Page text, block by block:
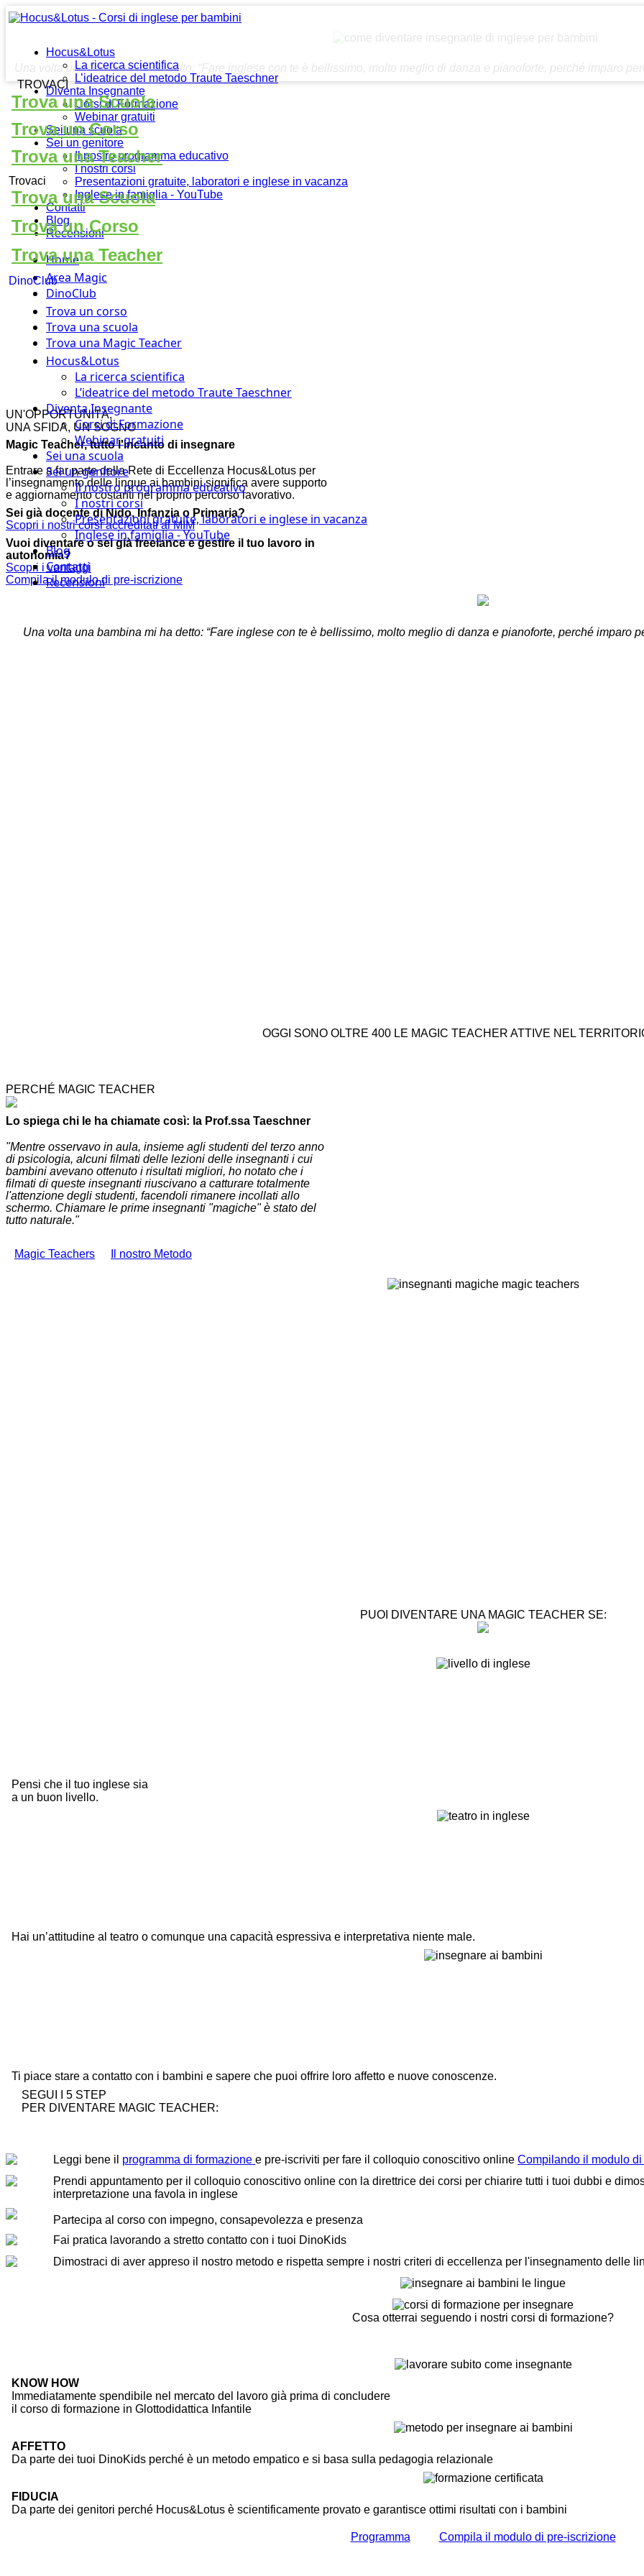
Hocus&Lotus
La ricerca scientifica
L’ideatrice del metodo Traute Taeschner
Diventa Insegnante
Corsi di Formazione
Webinar gratuiti
Sei una scuola
Sei un genitore
Il nostro programma educativo
I nostri corsi
Presentazioni gratuite, laboratori e inglese in vacanza
Inglese in famiglia - YouTube
Contatti
Blog
Recensioni
Home
Area Magic
DinoClub
Trova un corso
Trova una scuola
Trova una Magic Teacher
Hocus&Lotus
La ricerca scientifica
L’ideatrice del metodo Traute Taeschner
Diventa Insegnante
Corsi di Formazione
Webinar gratuiti
Sei una scuola
Sei un genitore
Il nostro programma educativo
I nostri corsi
Presentazioni gratuite, laboratori e inglese in vacanza
Inglese in famiglia - YouTube
Blog
Contatti
Recensioni
TROVACI
Trova una Scuola
Trova un Corso
Trova una Teacher
Trovaci
Trova una Scuola
Trova un Corso
Trova una Teacher
DinoClub
Una volta una bambina mi ha detto: “Fare inglese con te è bellissimo, molto meglio di danza e pianoforte, perché imparo
UN'OPPORTUNITÀ,
UNA SFIDA, UN SOGNO
Magic Teacher, tutto l'incanto di insegnare
Entrare a far parte della Rete di Eccellenza Hocus&Lotus per
l’insegnamento delle lingue ai bambini significa avere supporto
e aggiornamento costanti nel proprio percorso lavorativo.
Sei già docente di Nido, Infanzia o Primaria?
Scopri i nostri corsi accreditati al MIM
Vuoi diventare o sei già freelance e gestire il tuo lavoro in
autonomia?
Scopri i vantaggi
Compila il modulo di pre-iscrizione
Una volta una bambina mi ha detto: “Fare inglese con te è bellissimo, molto meglio di danza e pianoforte, perché imparo
OGGI SONO OLTRE 400LE MAGIC TEACHER ATTIVE NEL
PERCHÉ MAGIC TEACHER
Lo spiega chi le ha chiamate così: la Prof.ssa Taeschner
"Mentre osservavo in aula, insieme agli studenti del terzo anno
di psicologia, alcuni filmati delle lezioni delle insegnanti i cui
bambini avevano ottenuto i risultati migliori, ho notato che i
filmati di queste insegnanti riuscivano a catturare totalmente
l'attenzione degli studenti, facendoli rimanere incollati allo
schermo. Chiamare le prime insegnanti "magiche" è stato del
tutto naturale."
Magic Teachers Il nostro Metodo
PUOI DIVENTARE UNA MAGIC TEACHER SE:
Pensi che il tuo inglese sia
a un buon livello.
Hai un’attitudine al teatro o comunque una capacità espressiva e interpretativa niente male.
Ti piace stare a contatto con i bambini e sapere che puoi offrire loro affetto e nuove conoscenze.
SEGUI I 5 STEP
PER DIVENTARE MAGIC TEACHER:
Leggi bene il programma di formazione e pre-iscriviti per fare il colloquio conoscitivo online Compilando il modulo
Prendi appuntamento per il colloquio conoscitivo online con la direttrice dei corsi per chiarire tutti i tuoi dubbi e
interpretazione una favola in inglese
Partecipa al corso con impegno, consapevolezza e presenza
Fai pratica lavorando a stretto contatto con i tuoi DinoKids
Dimostraci di aver appreso il nostro metodo e rispetta sempre i nostri criteri di eccellenza per l'insegnamento delle
Cosa otterrai seguendo i nostri corsi di formazione?
KNOW HOW
Immediatamente spendibile nel mercato del lavoro già prima di concludere
il corso di formazione in Glottodidattica Infantile
AFFETTO
Da parte dei tuoi DinoKids perché è un metodo empatico e si basa sulla pedagogia relazionale
FIDUCIA
Da parte dei genitori perché Hocus&Lotus è scientificamente provato e garantisce ottimi risultati con i bambini
Programma Compila il modulo di pre-iscrizione